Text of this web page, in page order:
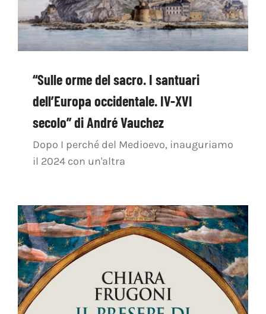
“Sulle orme del sacro. I santuari
dell’Europa occidentale. IV-XVI
secolo” di André Vauchez
Dopo I perché del Medioevo, inauguriamo
il 2024 con un'altra